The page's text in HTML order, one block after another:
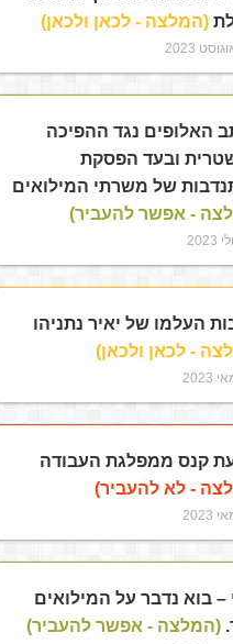
(המלצה - לכאן ולכאן)
האלופים נגד ההפיכה
ובעד הפסקת
של משרתי המילואים
- אפשר להעביר)
העלמו של יאיר נתניהו
- לכאן ולכאן)
קנס ממפלגת העבודה
- לא להעביר)
– בוא נדבר על המילואים
(המלצה - אפשר להעביר)